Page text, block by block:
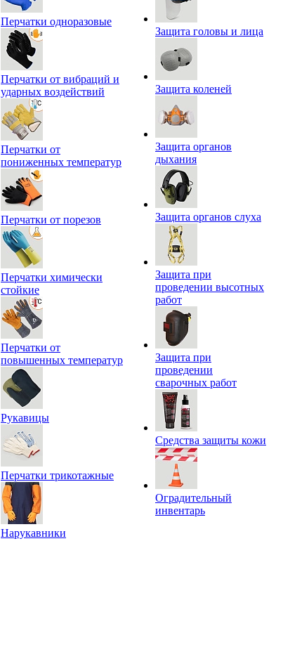
Перчатки одноразовые
Перчатки от вибраций и
ударных воздействий
Перчатки от
пониженных температур
Перчатки от порезов
Перчатки химически
стойкие
Перчатки от
повышенных температур
Рукавицы
Перчатки трикотажные
Нарукавники
Защита головы и лица
Защита коленей
Защита органов
дыхания
Защита органов слуха
Защита при
проведении высотных
работ
Защита при
проведении
сварочных работ
Средства защиты кожи
Оградительный
инвентарь